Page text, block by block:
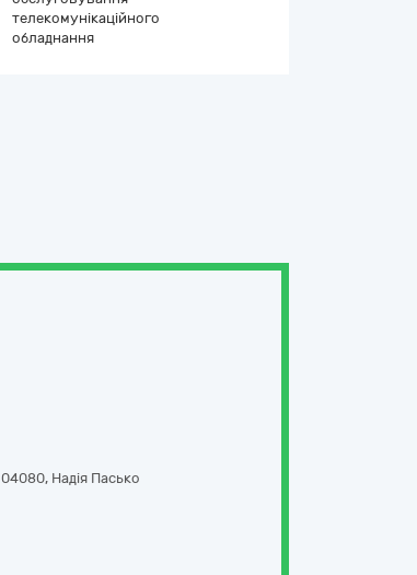
телекомунікаційного
обладнання
04080, Надія Пасько